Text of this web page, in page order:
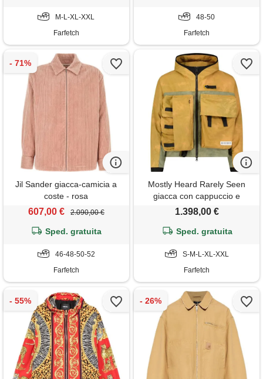
M-L-XL-XXL
Farfetch
48-50
Farfetch
Jil Sander giacca-camicia a
coste - rosa
607,00 € 2.090,00 €
Sped. gratuita
46-48-50-52
Farfetch
Mostly Heard Rarely Seen
giacca con cappuccio e
tasche - giallo
1.398,00 €
Sped. gratuita
S-M-L-XL-XXL
Farfetch